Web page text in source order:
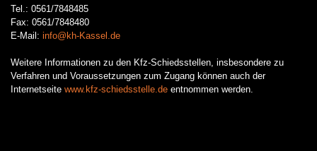
Tel.: 0561/7848485
Fax: 0561/7848480
E-Mail: info@kh-Kassel.de
Weitere Informationen zu den Kfz-Schiedsstellen, insbesondere zu
Verfahren und Voraussetzungen zum Zugang können auch der
Internetseite www.kfz-schiedsstelle.de entnommen werden.